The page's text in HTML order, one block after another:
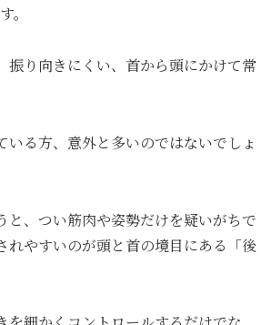
。
振り向きにくい、首から頭にかけて常
いる方、意外と多いのではないでしょ
と、つい筋肉や姿勢だけを疑いがちで
れやすいのが頭と首の境目にある「後